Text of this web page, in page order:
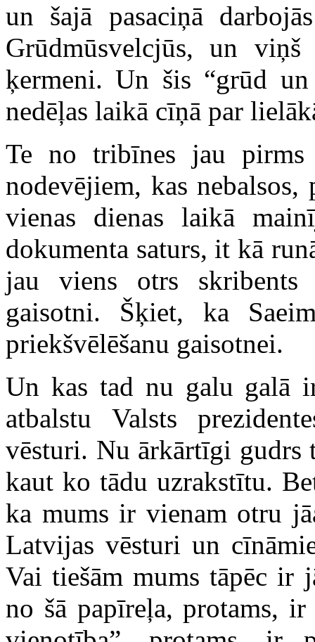
un šajā pasaciņā
Grūdmūsvelcjūs, un
ķermeni. Un šis “grūd un
nedēļas laikā cīņā par
Te no tribīnes jau pirms
nodevējiem, kas
vienas dienas laikā
dokumenta saturs, it kā
jau viens otrs skribents
gaisotni. Šķiet, ka
priekšvēlēšanu gaisotnei.
Un kas tad nu galu galā
atbalstu Valsts
vēsturi. Nu ārkārtīgi gudrs
kaut ko tādu uzrakstītu.
ka mums ir vienam otru
Latvijas vēsturi un
Vai tiešām mums tāpēc ir
no šā papīreļa, protams,